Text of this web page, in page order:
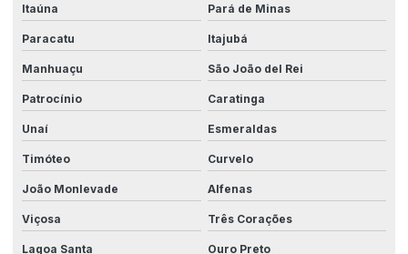
Projetos automação industrial
Projetos de automação industrial simples
Projetos de automação simples
Projetos elétricos com eplan
Projetos elétricos para indústrias
Redução de falhas na produção
Itaúna Pará de Minas
Paracatu Itajubá
Manhuaçu São João del Rei
Patrocínio Caratinga
Unaí Esmeraldas
Timóteo Curvelo
João Monlevade Alfenas
Viçosa Três Corações
Lagoa Santa Ouro Preto